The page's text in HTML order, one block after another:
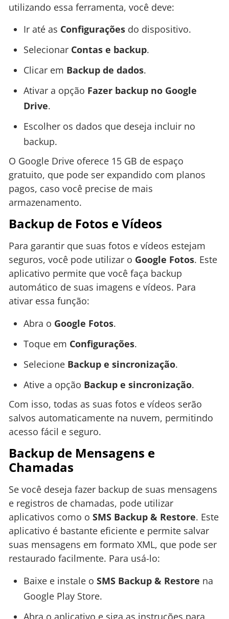
utilizando essa ferramenta, você deve:
Ir até as Configuraçõesdo dispositivo.
Selecionar Contas e backup.
Clicar em Backup de dados.
Ativar a opção Fazer backup no Google
Drive.
Escolher os dados que deseja incluir no
backup.
O Google Drive oferece 15 GB de espaço
gratuito, que pode ser expandido com planos
pagos, caso você precise de mais
armazenamento.
Backup de Fotos e Vídeos
Para garantir que suas fotos e vídeos estejam
seguros, você pode utilizar o Google Fotos. Este
aplicativo permite que você faça backup
automático de suas imagens e vídeos. Para
ativar essa função:
Abra o Google Fotos.
Toque em Configurações.
Selecione Backup e sincronização.
Ative a opção Backup e sincronização.
Com isso, todas as suas fotos e vídeos serão
salvos automaticamente na nuvem, permitindo
acesso fácil e seguro.
Backup de Mensagens e
Chamadas
Se você deseja fazer backup de suas mensagens
e registros de chamadas, pode utilizar
aplicativos como o SMS Backup & Restore. Este
aplicativo é bastante eficiente e permite salvar
suas mensagens em formato XML, que pode ser
restaurado facilmente. Para usá-lo:
Baixe e instale o SMS Backup & Restore na
Google Play Store.
Abra o aplicativo e siga as instruções para